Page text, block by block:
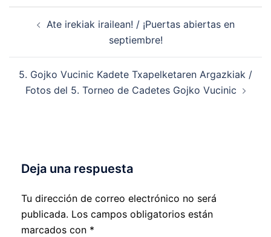
Ate irekiak irailean! / ¡Puertas abiertas en
septiembre!
5. Gojko Vucinic Kadete Txapelketaren Argazkiak /
Fotos del 5. Torneo de Cadetes Gojko Vucinic
Deja una respuesta
Tu dirección de correo electrónico no será
publicada. Los campos obligatorios están
marcados con *